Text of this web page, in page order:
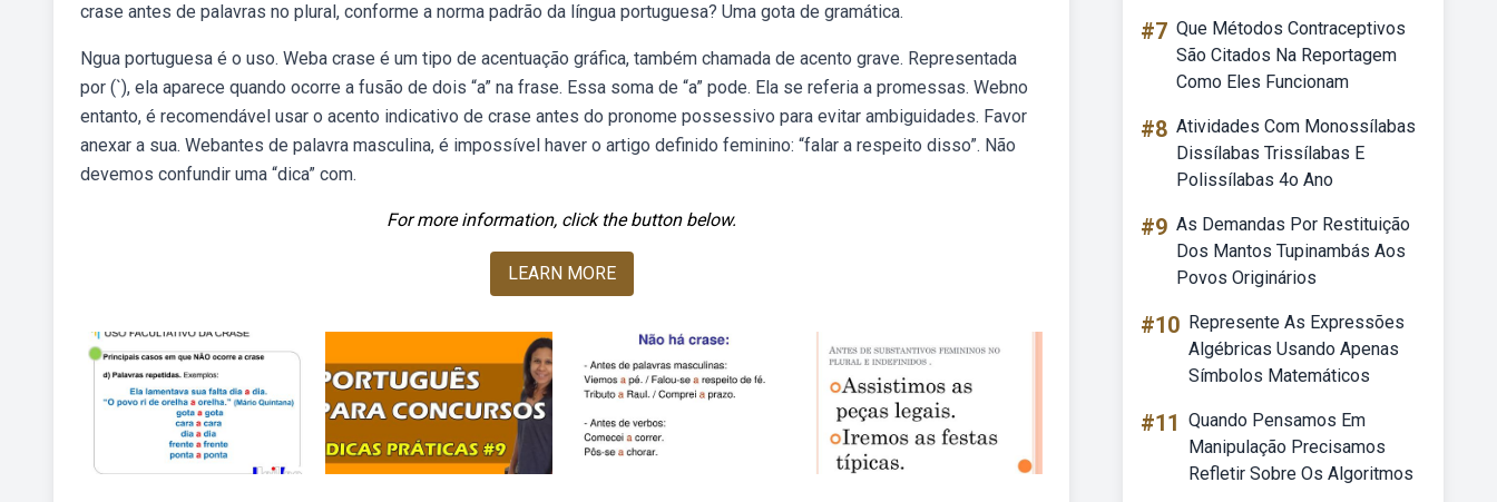
crase antes de palavras no plural, conforme a norma padrão da língua portuguesa? Uma gota de gramática.
Ngua portuguesa é o uso. Weba crase é um tipo de acentuação gráfica, também chamada de acento grave. Representada
por (`), ela aparece quando ocorre a fusão de dois “a” na frase. Essa soma de “a” pode. Ela se referia a promessas. Webno
entanto, é recomendável usar o acento indicativo de crase antes do pronome possessivo para evitar ambiguidades. Favor
anexar a sua. Webantes de palavra masculina, é impossível haver o artigo definido feminino: “falar a respeito disso”. Não
devemos confundir uma “dica” com.
For more information, click the button below.
LEARN MORE
#7 Que Métodos Contraceptivos
São Citados Na Reportagem
Como Eles Funcionam
#8 Atividades Com Monossílabas
Dissílabas Trissílabas E
Polissílabas 4o Ano
#9 As Demandas Por Restituição
Dos Mantos Tupinambás Aos
Povos Originários
#10 Represente As Expressões
Algébricas Usando Apenas
Símbolos Matemáticos
#11 Quando Pensamos Em
Manipulação Precisamos
Refletir Sobre Os Algoritmos